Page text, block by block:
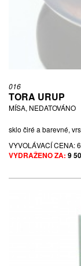
016
TORA URUP
MÍSA, NEDATOVÁNO
sklo čiré a barevné,
VYVOLÁVACÍ CENA:
VYDRAŽENO ZA: 9